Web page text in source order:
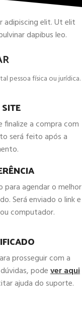
adipiscing elit. Ut elit
dapibus leo.
pessoa física ou jurídica.
a compra com
será feito após a
agendar o melhor
Será enviado o link e
computador.
prosseguir com a
podever aqui
ajuda do suporte.